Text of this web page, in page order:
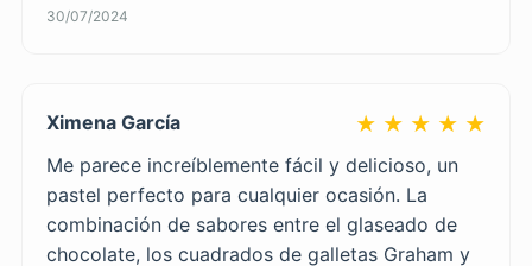
30/07/2024
Ximena García ★ ★ ★ ★ ★
Me parece increíblemente fácil y delicioso, un
pastel perfecto para cualquier ocasión. La
combinación de sabores entre el glaseado de
chocolate, los cuadrados de galletas Graham y